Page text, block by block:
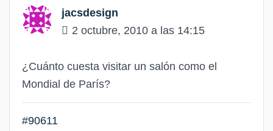
jacsdesign
2 octubre, 2010 a las 14:15
¿Cuánto cuesta visitar un salón como el
Mondial de París?
#90611